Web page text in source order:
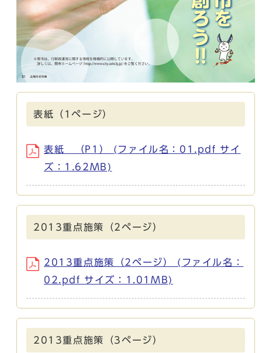
表紙（1ページ）
表紙 （P1） (ファイル名：01.pdf サイ
ズ：1.62MB)
2013重点施策（2ページ）
2013重点施策（2ページ） (ファイル名：
02.pdf サイズ：1.01MB)
2013重点施策（3ページ）